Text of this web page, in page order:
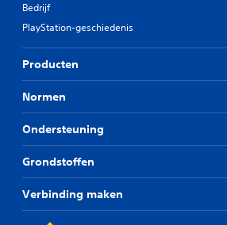
Bedrijf
PlayStation-geschiedenis
Producten
Normen
Ondersteuning
Grondstoffen
Verbinding maken